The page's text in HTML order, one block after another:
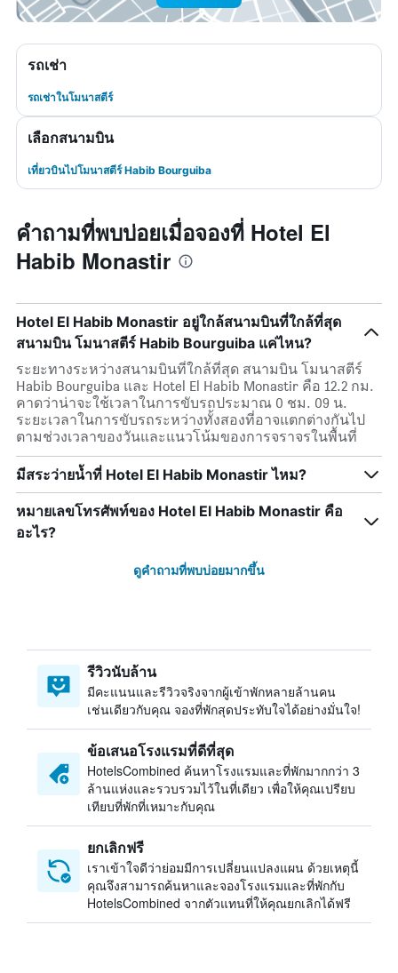
รถเช่า
รถเช่าในโมนาสตีร์
เลือกสนามบิน
เที่ยวบินไปโมนาสตีร์ Habib Bourguiba
คำถามที่พบบ่อยเมื่อจองที่ Hotel El
Habib Monastir
Hotel El Habib Monastir อยู่ใกล้สนามบินที่ใกล้ที่สุด
สนามบิน โมนาสตีร์ Habib Bourguiba แค่ไหน?
ระยะทางระหว่างสนามบินที่ใกล้ที่สุด สนามบิน โมนาสตีร์
Habib Bourguiba และ Hotel El Habib Monastir คือ 12.2 กม.
คาดว่าน่าจะใช้เวลาในการขับรถประมาณ 0 ชม. 09 น.
ระยะเวลาในการขับรถระหว่างทั้งสองที่อาจแตกต่างกันไป
ตามช่วงเวลาของวันและแนวโน้มของการจราจรในพื้นที่
มีสระว่ายน้ำที่ Hotel El Habib Monastir ไหม?
หมายเลขโทรศัพท์ของ Hotel El Habib Monastir คือ
อะไร?
ดูคำถามที่พบบ่อยมากขึ้น
รีวิวนับล้าน
มีคะแนนและรีวิวจริงจากผู้เข้าพักหลายล้านคน
เช่นเดียวกับคุณ จองที่พักสุดประทับใจได้อย่างมั่นใจ!
ข้อเสนอโรงแรมที่ดีที่สุด
HotelsCombined ค้นหาโรงแรมและที่พักมากกว่า 3
ล้านแห่งและรวบรวมไว้ในที่เดียว เพื่อให้คุณเปรียบ
เทียบที่พักที่เหมาะกับคุณ
ยกเลิกฟรี
เราเข้าใจดีว่าย่อมมีการเปลี่ยนแปลงแผน ด้วยเหตุนี้
คุณจึงสามารถค้นหาและจองโรงแรมและที่พักกับ
HotelsCombined จากตัวแทนที่ให้คุณยกเลิกได้ฟรี